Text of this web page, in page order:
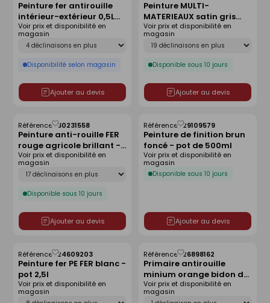
Peinture fer antirouille
intérieur-extérieur 0,5L
rouge oxyde
Déclinaison
Disponibilité selon magasin
Voir prix et disponibilité en
magasin
Ajouter au devis
comme
liste
Peinture MULTI-
MATERIEAUX satin gris
anthracite RAL 7016 - pot
de 0,5l
Déclinaison
Disponible sous 10 jours
Voir prix et disponibilité en
magasin
Ajouter au devis
comme
liste
Peinture anti-rouille FER
rouge agricole brillant -
pot de 0,5l
Référence :30231558
Déclinaison
Disponible sous 10 jours
Voir prix et disponibilité en
magasin
Ajouter au devis
Enregistrer
comme
liste
Peinture de finition brun
foncé - pot de 500ml
Référence :29109579
Disponible sous 10 jours
Voir prix et disponibilité en
magasin
Ajouter au devis
Enregistrer
comme
liste
Peinture fer PE FER blanc -
pot 2,5l
Référence :24609203
Déclinaison
Voir prix et disponibilité en
magasin
Enregistrer
comme
Primaire antirouille
minium orange bidon de
2,50 litres
Référence :26898162
Déclinaison
Voir prix et disponibilité en
magasin
Enregistrer
comme
liste